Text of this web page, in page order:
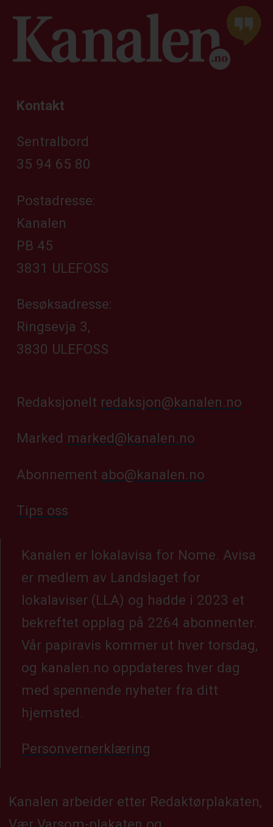
Kontakt
Sentralbord
35 94 65 80
Postadresse:
Kanalen
PB 45
3831 ULEFOSS
Besøksadresse:
Ringsevja 3,
3830 ULEFOSS
Redaksjonelt redaksjon@kanalen.no
Marked marked@kanalen.no
Abonnement abo@kanalen.no
Tips oss
Kanalen er lokalavisa for Nome. Avisa
er medlem av Landslaget for
lokalaviser (LLA) og hadde i 2023 et
bekreftet opplag på 2264 abonnenter.
Vår papiravis kommer ut hver torsdag,
og kanalen.no oppdateres hver dag
med spennende nyheter fra ditt
hjemsted.
Personvernerklæring
Kanalen arbeider etter Redaktørplakaten,